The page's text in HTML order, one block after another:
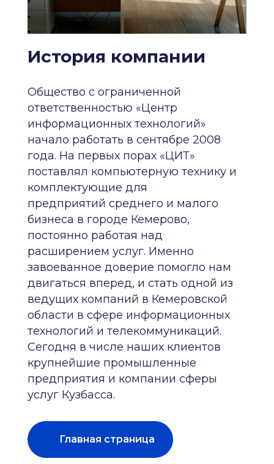
История компании
Общество с ограниченной
ответственностью «Центр
информационных технологий»
начало работать в сентябре 2008
года. На первых порах «ЦИТ»
поставлял компьютерную технику и
комплектующие для
предприятий среднего и малого
бизнеса в городе Кемерово,
постоянно работая над
расширением услуг. Именно
завоеванное доверие помогло нам
двигаться вперед, и стать одной из
ведущих компаний в Кемеровской
области в сфере информационных
технологий и телекоммуникаций.
Сегодня в числе наших клиентов
крупнейшие промышленные
предприятия и компании сферы
услуг Кузбасса.
Главная страница